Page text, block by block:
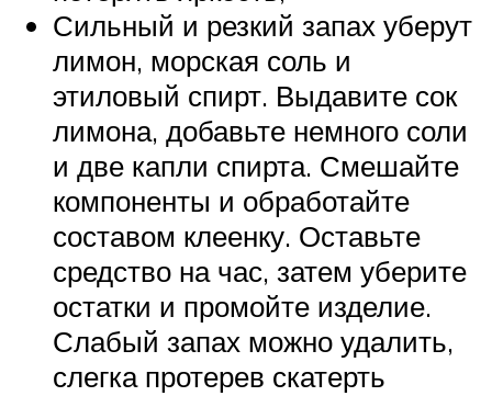
Сильный и резкий запах уберут
лимон, морская соль и
этиловый спирт. Выдавите сок
лимона, добавьте немного соли
и две капли спирта. Смешайте
компоненты и обработайте
составом клеенку. Оставьте
средство на час, затем уберите
остатки и промойте изделие.
Слабый запах можно удалить,
слегка протерев скатерть